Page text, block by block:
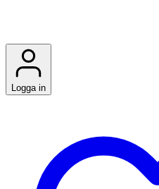
Logga in